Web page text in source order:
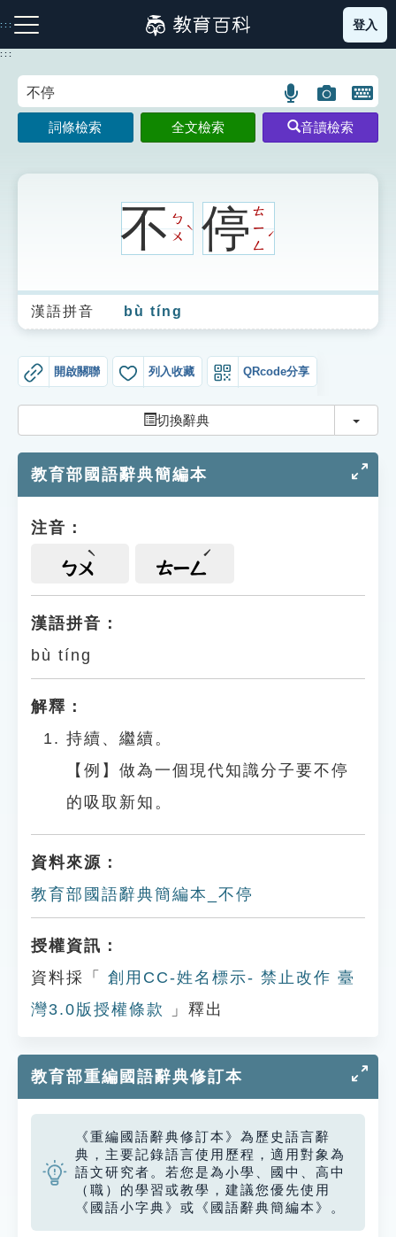
到
主
:::
注音索引圖示 筆畫索引圖示 部首索引表圖示
生字詞彙表
成語故事
索引選單
單字索引
遊戲專區
貓頭鷹博士
登入
:::
語
言
搜
圖
片
搜
開
鍵
圖
詞條檢索 全文檢索 音讀檢索
不ㄅ
ㄨ
ˋ 停ㄊ
ㄧ
ㄥ
ˊ
漢語拼音 bù tíng
開啟關聯 列入收藏 QRcode分享
切換辭典 切換
教育部國語辭典簡編本
注音：
ㄅㄨ ㄊㄧㄥ
漢語拼音：
bù tíng
解釋：
持續、繼續。
【例】做為一個現代知識分子要不停
的吸取新知。
資料來源：
教育部國語辭典簡編本_不停
授權資訊：
資料採「
創用CC-姓名標示- 禁止改作 臺
灣3.0版授權條款
」釋出
教育部重編國語辭典修訂本
《重編國語辭典修訂本》為歷史語言辭
典，主要記錄語言使用歷程，適用對象為
語文研究者。若您是為小學、國中、高中
（職）的學習或教學，建議您優先使用
《國語小字典》或《國語辭典簡編本》。